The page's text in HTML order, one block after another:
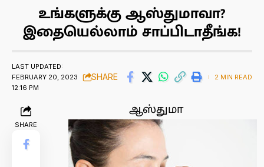
உங்களுக்கு ஆஸ்துமாவா?
இதையெல்லாம் சாப்பிடாதீங்க!
LAST UPDATED:
FEBRUARY 20, 2023
12:16 PM
SHARE 2 MIN READ
SHARE
ஆஸ்துமா